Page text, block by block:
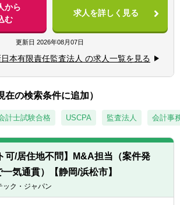
〈マネージャー〉
■流暢なバイリンガル（英語と日本語の「聞
く話す読む書く」がビジネスレベルであるこ
と）
■Microsoft Excel関数、マクロ等の知見あれば
■流暢なバイリンガル（英語と日本語の「聞
く話す読む書く」がビジネスレベルであるこ
と）
■Microsoft Excel関数、マクロ等の知見あれば
尚可
＜シニア／スタッフ＞
▽下記、いずれかのご経験をお持ちの方
■シンクタンク、戦略コンサルティング経験
■公共政策に関する実務・調査経験
【具体的には】
■戦略計画の立案・遂行・評価に関する制度
設計・改善・運用等の支援及び実務
（海外の制度・政策の調査分析、EBPM支
援、政策評価支援等）
■公的機関に関する制度調査、制度設計・改
善・運用等の支援
■官民役割分担に関する制度設計・改善・運
用等の支援
支援
■成長戦略（例：AI/RPA等のデジタル技術の
活用、地方創生、SIB、社会的投資等）に関
する実行支援
■上記を含めサステナビリティ/ESGに関する
支援業務
から
む
求人を詳しく見る
更新日 2026年08月07日
日本有限責任監査法人 の求人一覧を見る
在の検索条件に追加）
計士試験合格 USCPA 監査法人 会計事
可/居住地不問】M&A担当（案件発
気通貫）【静岡/浜松市】
ック・ジャパン